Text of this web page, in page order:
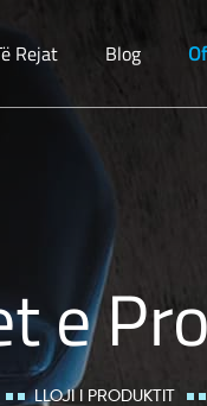
Rejat Blog
e
LLOJI I PRODUKTIT